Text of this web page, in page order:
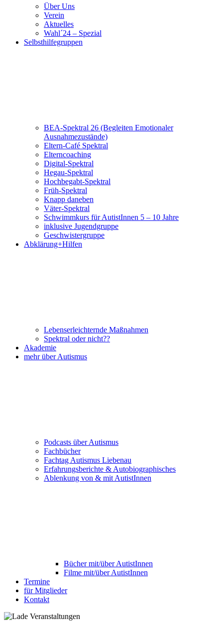
Über Uns
Verein
Aktuelles
Wahl´24 – Spezial
Selbsthilfegruppen
BEA-Spektral 26 (Begleiten Emotionaler
Ausnahmezustände)
Eltern-Café Spektral
Elterncoaching
Digital-Spektral
Hegau-Spektral
Hochbegabt-Spektral
Früh-Spektral
Knapp daneben
Väter-Spektral
Schwimmkurs für AutistInnen 5 – 10 Jahre
inklusive Jugendgruppe
Geschwistergruppe
Abklärung+Hilfen
Lebenserleichternde Maßnahmen
Spektral oder nicht??
Akademie
mehr über Autismus
Podcasts über Autismus
Fachbücher
Fachtag Autismus Liebenau
Erfahrungsberichte & Autobiographisches
Ablenkung von & mit AutistInnen
Bücher mit/über AutistInnen
Filme mit/über AutistInnen
Termine
für Mitglieder
Kontakt